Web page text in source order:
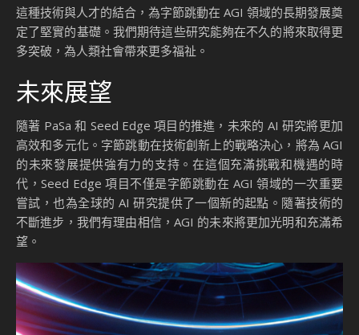
這種技術與人才的結合，為字節跳動在 AGI 領域的長期發展奠
定了堅實的基礎。我們期待這些研究能夠在不久的將來取得更
多突破，為人類社會帶來更多福祉。
未來展望
隨著 PaSa 和 Seed Edge 項目的推進，未來的 AI 研究將更加
高效和多元化。字節跳動在技術創新上的戰略決心，將為 AGI
的未來發展提供強有力的支持。在這個充滿挑戰和機遇的時
代，Seed Edge 項目不僅是字節跳動在 AGI 領域的一次重要
嘗試，也為全球的 AI 研究提供了一個新的起點。隨著技術的
不斷進步，我們有理由相信，AGI 的未來將更加光明和充滿希
望。